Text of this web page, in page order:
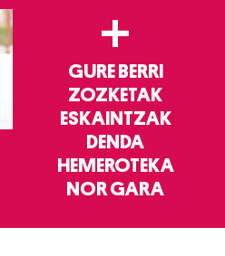
+
GURE BERRI
ZOZKETAK
ESKAINTZAK
DENDA
HEMEROTEKA
NOR GARA